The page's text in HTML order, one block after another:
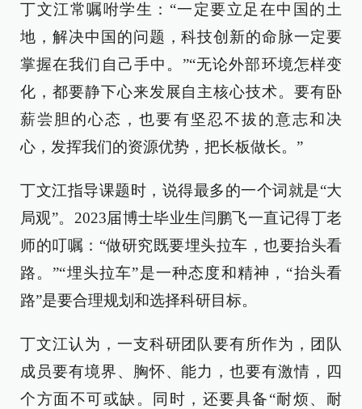
丁文江常嘱咐学生：“一定要立足在中国的土
地，解决中国的问题，科技创新的命脉一定要
掌握在我们自己手中。”“无论外部环境怎样变
化，都要静下心来发展自主核心技术。要有卧
薪尝胆的心态，也要有坚忍不拔的意志和决
心，发挥我们的资源优势，把长板做长。”
丁文江指导课题时，说得最多的一个词就是“大
局观”。2023届博士毕业生闫鹏飞一直记得丁老
师的叮嘱：“做研究既要埋头拉车，也要抬头看
路。”“埋头拉车”是一种态度和精神，“抬头看
路”是要合理规划和选择科研目标。
丁文江认为，一支科研团队要有所作为，团队
成员要有境界、胸怀、能力，也要有激情，四
个方面不可或缺。同时，还要具备“耐烦、耐